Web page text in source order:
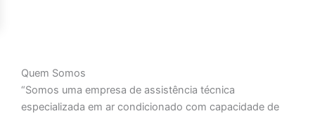
Quem Somos
“Somos uma empresa de assistência técnica
especializada em ar condicionado com capacidade de